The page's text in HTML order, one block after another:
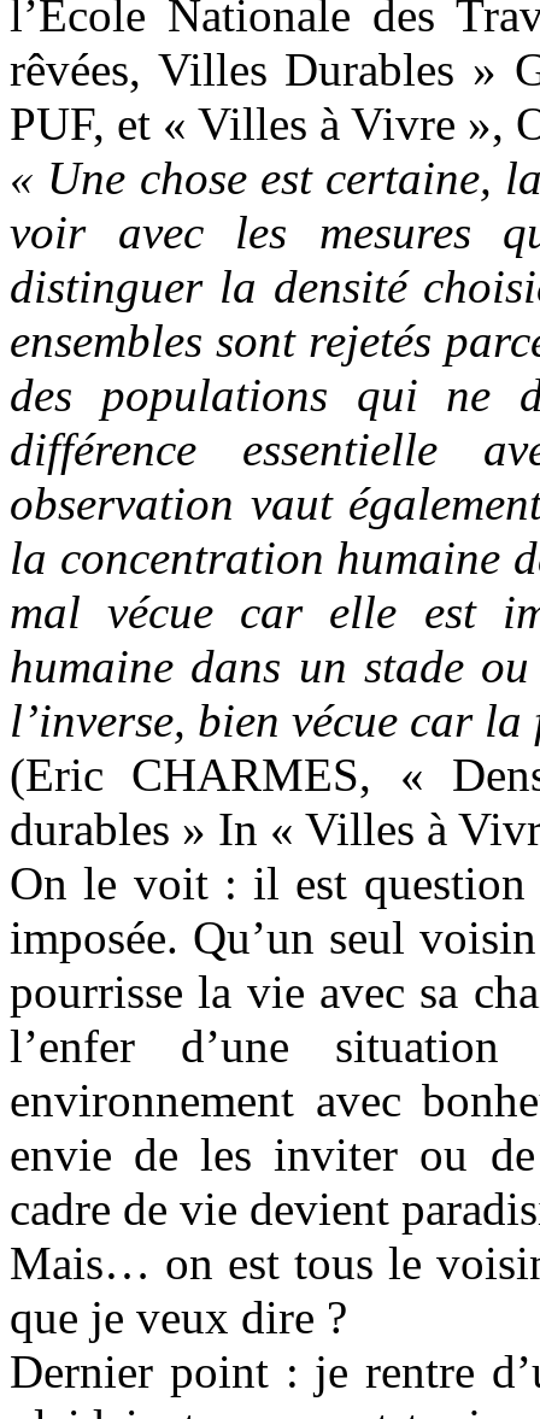
l’Ecole Nationale des
rêvées, Villes Durables »
PUF, et « Villes à Vivre »,
« Une chose est certaine,
voir avec les mesures
distinguer la densité
ensembles sont rejetés
des populations qui ne
différence essentielle
observation vaut
la concentration humaine
mal vécue car elle est
humaine dans un stade
l’inverse, bien vécue car
(Eric CHARMES, «
durables » In « Villes à
On le voit : il est question
imposée. Qu’un seul
pourrisse la vie avec sa
l’enfer d’une
environnement avec
envie de les inviter ou
cadre de vie devient
Mais… on est tous le
que je veux dire ?
Dernier point : je rentre